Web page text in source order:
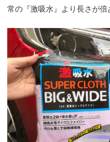
常の『激吸水』より長さが倍